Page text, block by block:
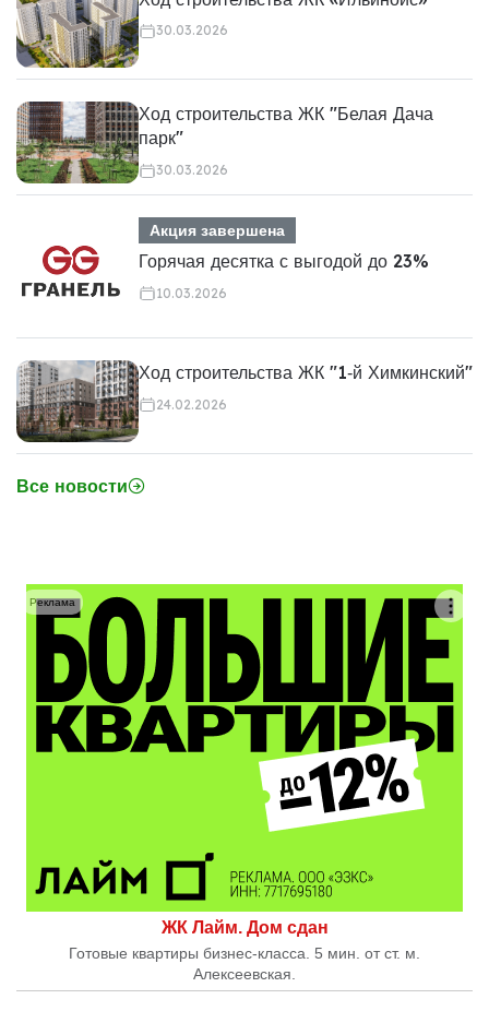
30.03.2026
Ход строительства ЖК "Белая Дача
парк"
30.03.2026
Акция завершена
Горячая десятка с выгодой до 23%
10.03.2026
Ход строительства ЖК "1‑й Химкинский"
24.02.2026
Все новости
ЖК Лайм. Дом сдан
Готовые квартиры бизнес-класса. 5 мин. от ст. м.
Алексеевская.
Реклама